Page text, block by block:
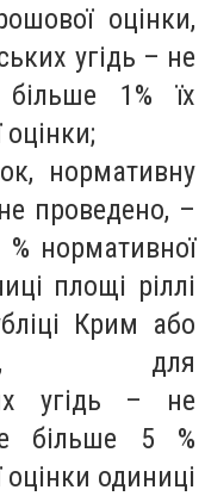
оцінки,
угідь – не
1% їх
нормативну
проведено, –
нормативної
площі ріллі
Крим або
для
угідь – не
більше 5 %
одиниці